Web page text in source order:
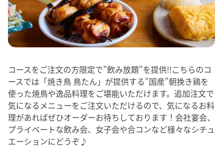
コースをご注文の方限定で”飲み放題”を提供!!こちらのコ
ースでは「焼き鳥 鳥たん」が提供する”国産”朝挽き鶏を
使った焼鳥や逸品料理をご堪能いただけます。追加注文で
気になるメニューをご注文いただけるので、気になるお料
理があればぜひオーダーお待ちしております！会社宴会、
プライベートな飲み会、女子会や合コンなど様々なシチュ
エーションにどうぞ♪